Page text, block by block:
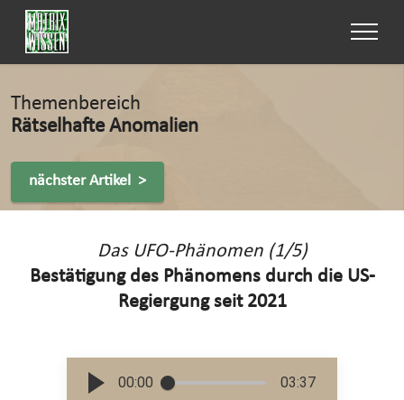
Themenbereich
Rätselhafte Anomalien
nächster Artikel >
Das UFO-Phänomen (1/5)
Bestätigung des Phänomens durch die US-
Regiergung seit 2021
00:00 03:37